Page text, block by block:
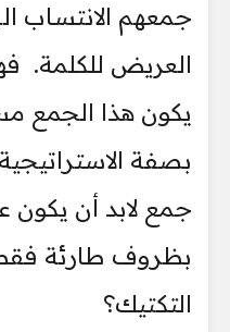
جمعهم الانتساب
العريض للكلمة.
يكون هذا الجمع
بصفة
جمع لابد أن يكون
بظروف طارئة
التكتيك؟